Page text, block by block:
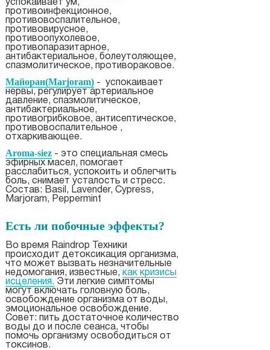
успокаивает ум,
противоинфекционное,
противовоспалительное,
противовирусное,
противоопухолевое,
противопаразитарное,
антибактериальное, болеутоляющее,
спазмолитическое, противораковое.
Майоран(Marjoram)- успокаивает
нервы, регулирует артериальное
давление, спазмолитическое,
антибактериальное,
противогрибковое, антисептическое,
противовоспалительное ,
отхаркивающее.
Аroma-siez- это специальная смесь
эфирных масел, помогает
расслабиться, успокоить и облегчить
боль, снимает усталость и стресс.
Состав: Basil, Lavender, Cypress,
Marjoram, Peppermint
Есть ли побочные эффекты?
Во время Raindrop Техники
происходит детоксикация организма,
что может вызвать незначительные
недомогания, известные, как кризисы
исцеления.Эти легкие симптомы
могут включать головную боль,
освобождение организма от воды,
эмоциональное освобождение.
Совет: пить достаточное количество
воды до и после сеанса, чтобы
помочь организму освободиться от
токсинов.